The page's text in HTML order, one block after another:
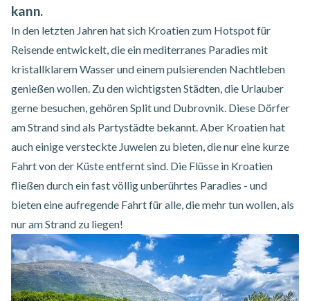
kann.
In den letzten Jahren hat sich Kroatien zum Hotspot für
Reisende entwickelt, die ein mediterranes Paradies mit
kristallklarem Wasser und einem pulsierenden Nachtleben
genießen wollen. Zu den wichtigsten Städten, die Urlauber
gerne besuchen, gehören Split und Dubrovnik. Diese Dörfer
am Strand sind als Partystädte bekannt. Aber Kroatien hat
auch einige versteckte Juwelen zu bieten, die nur eine kurze
Fahrt von der Küste entfernt sind. Die Flüsse in Kroatien
fließen durch ein fast völlig unberührtes Paradies - und
bieten eine aufregende Fahrt für alle, die mehr tun wollen, als
nur am Strand zu liegen!